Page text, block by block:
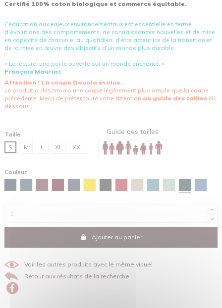
Certifié 100% coton biologique et commerce équitable.
L’éducation aux enjeux environnementaux est essentielle en terme
d’évolutions des comportements, de connaissances nouvelles et de mise
en capacité de chacun.e, au quotidien, d’être acteur.ice de la transition et
de la mise en œuvre des objectifs d'un monde plus durable.
« La lecture, une porte ouverte sur un monde enchanté. »
François Mauriac
Attention ! La coupe Douala évolue.
Le produit a désormais une coupe légèrement plus ample que la coupe
précédente. Merci de prêter toute votre attention au guide des tailles ci-
dessous !
Taille
S
M L XL XXL
Guide des tailles
Couleur
Ajouter au panier
Voir les autres produits avec le même visuel
Retour aux résultats de la recherche